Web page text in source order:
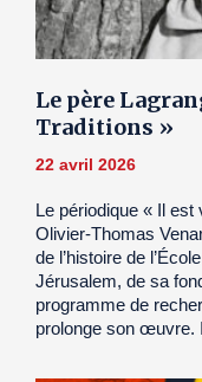
Le père
Traditions »
22 avril 2026
Le périodique « Il est
Olivier-Thomas
de l’histoire de
Jérusalem, de sa
programme de
prolonge son œuvre.